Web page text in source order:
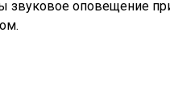
звуковое оповещение